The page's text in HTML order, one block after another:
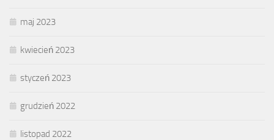
maj 2023
kwiecień 2023
styczeń 2023
grudzień 2022
listopad 2022